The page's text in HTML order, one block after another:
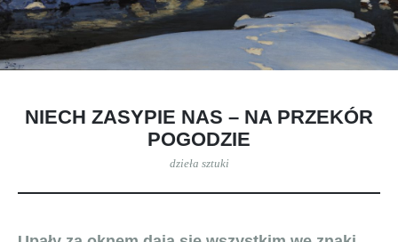
NIECH ZASYPIE NAS – NA PRZEKÓR
POGODZIE
dzieła sztuki